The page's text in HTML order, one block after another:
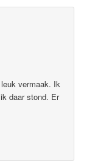
vermaak. Ik
daar stond. Er